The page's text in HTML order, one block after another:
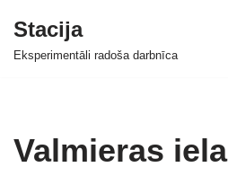
Skip
Stacija
Eksperimentāli radoša darbnīca
Valmieras iela